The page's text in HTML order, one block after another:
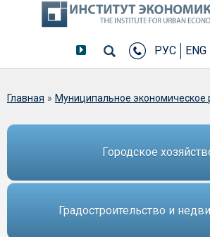
РУС ENG
Вы здесь
Главная » Муниципальное экономическое
Городское
Градостроительство и